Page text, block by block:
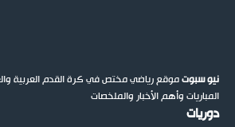
نيو سبوتموقع رياضي مختص في كرة القدم العربية
المباريات وأهم الأخبار والملخصات
دوريات